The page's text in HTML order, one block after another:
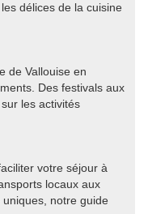
délices de la cuisine
de Vallouise en
Des festivals aux
les activités
votre séjour à
locaux aux
notre guide